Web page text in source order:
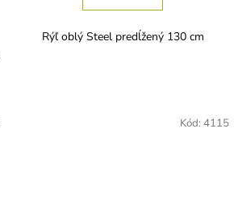
Rýľ oblý Steel predĺžený 130 cm
Kód: 4115